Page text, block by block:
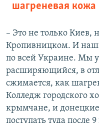
шагреневая кожа
– Это не только Киев,
Кропивницком. И
по всей Украине. Мы
расширяющийся, в
сжимается, как
Колледж городского
крымчане, и
поступать туда после